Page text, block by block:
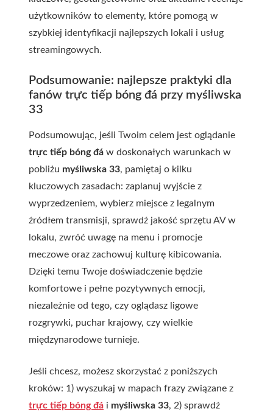
użytkowników to elementy, które pomogą w
szybkiej identyfikacji najlepszych lokali i usług
streamingowych.
Podsumowanie: najlepsze praktyki dla
fanów trực tiếp bóng đá przy myśliwska
33
Podsumowując, jeśli Twoim celem jest oglądanie
trực tiếp bóng đá w doskonałych warunkach w
pobliżu myśliwska 33, pamiętaj o kilku
kluczowych zasadach: zaplanuj wyjście z
wyprzedzeniem, wybierz miejsce z legalnym
źródłem transmisji, sprawdź jakość sprzętu AV w
lokalu, zwróć uwagę na menu i promocje
meczowe oraz zachowuj kulturę kibicowania.
Dzięki temu Twoje doświadczenie będzie
komfortowe i pełne pozytywnych emocji,
niezależnie od tego, czy oglądasz ligowe
rozgrywki, puchar krajowy, czy wielkie
międzynarodowe turnieje.
Jeśli chcesz, możesz skorzystać z poniższych
kroków: 1) wyszukaj w mapach frazy związane z
trực tiếp bóng đá i myśliwska 33, 2) sprawdź